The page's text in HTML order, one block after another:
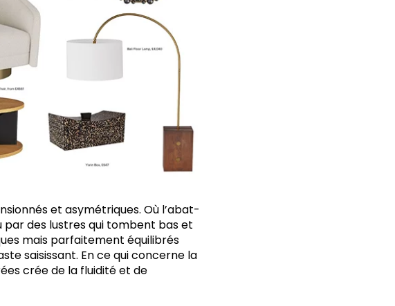
et asymétriques. Où l’abat-
par des lustres qui tombent bas et
mais parfaitement équilibrés
saisissant. En ce qui concerne la
crée de la fluidité et de